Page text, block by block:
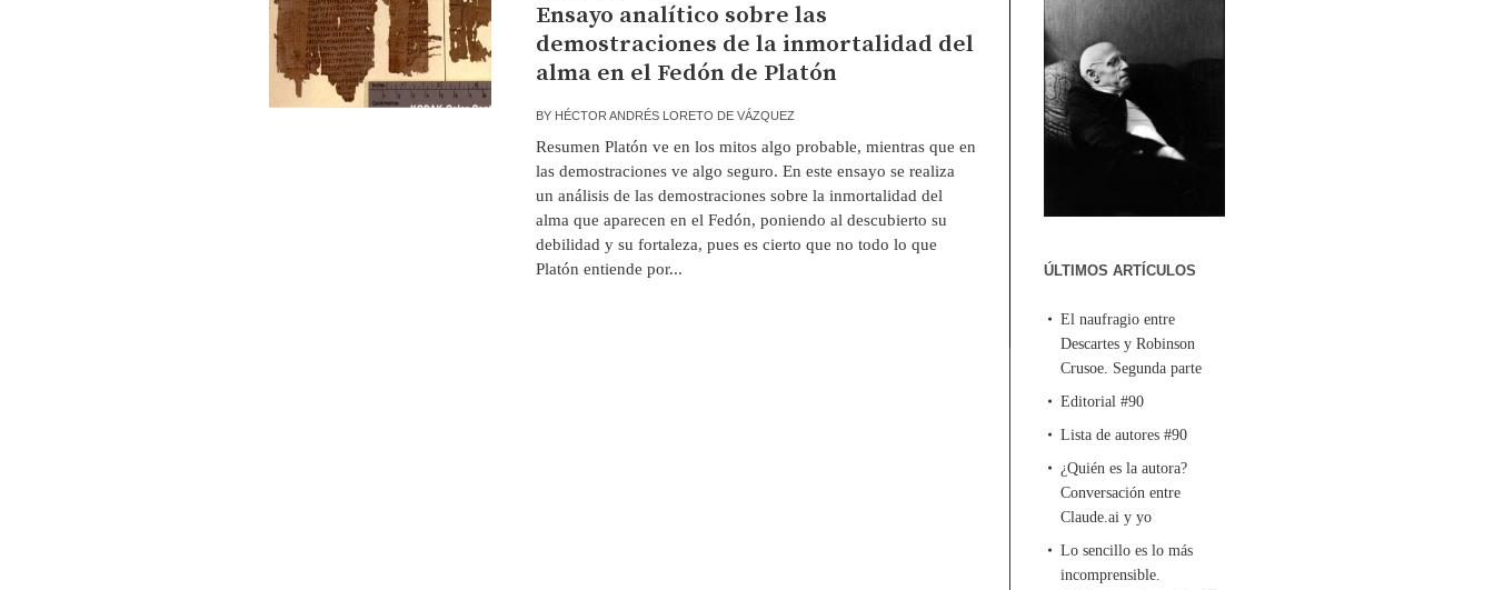
Ensayo analítico sobre las
demostraciones de la inmortalidad del
alma en el Fedón de Platón
BY HÉCTOR ANDRÉS LORETO DE VÁZQUEZ
Resumen Platón ve en los mitos algo probable, mientras que en
las demostraciones ve algo seguro. En este ensayo se realiza
un análisis de las demostraciones sobre la inmortalidad del
alma que aparecen en el Fedón, poniendo al descubierto su
debilidad y su fortaleza, pues es cierto que no todo lo que
Platón entiende por...
ÚLTIMOS ARTÍCULOS
El naufragio entre
Descartes y Robinson
Crusoe. Segunda parte
Editorial #90
Lista de autores #90
¿Quién es la autora?
Conversación entre
Claude.ai y yo
Lo sencillo es lo más
incomprensible.